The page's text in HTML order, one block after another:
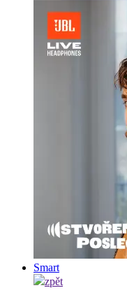
Smart
zpět